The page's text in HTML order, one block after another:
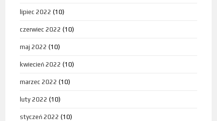
lipiec 2022 (10)
czerwiec 2022 (10)
maj 2022 (10)
kwiecień 2022 (10)
marzec 2022 (10)
luty 2022 (10)
styczeń 2022 (10)